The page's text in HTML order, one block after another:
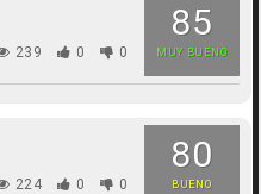
85
MUY BUENO
239 0 0
80
BUENO
224 0 0